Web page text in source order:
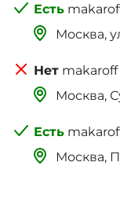
Москва,
Москва,
Москва,